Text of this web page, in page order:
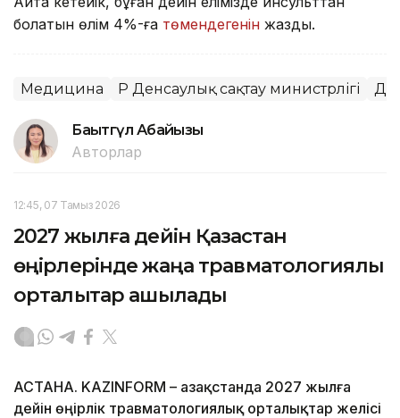
болатын өлім 4%-ға төмендегенін жаздық.
Медицина ҚР Денсаулық сақтау министрлігі
Бақытгүл Абайқызы
Авторлар
12:45, 07 Тамыз 2026
2027 жылға дейін Қазақстан
өңірлерінде жаңа травматологиялық
орталықтар ашылады
АСТАНА. KAZINFORM – Қазақстанда 2027 жылға
дейін өңірлік травматологиялық орталықтар желісі